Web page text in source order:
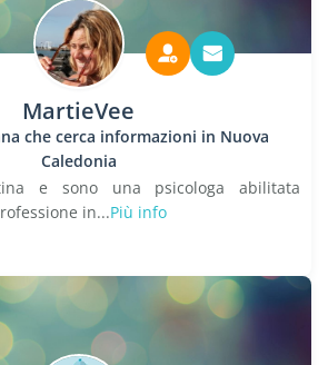
MartieVee
che cerca informazioni in Nuova
Caledonia
e sono una psicologa abilitata
in...Più info